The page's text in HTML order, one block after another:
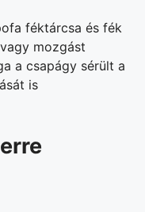
féktárcsa és fék
mozgást
a csapágy sérült a
is